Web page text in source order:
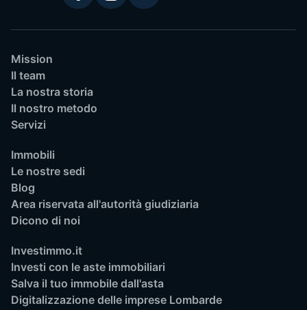
Mission
Il team
La nostra storia
Il nostro metodo
Servizi
Immobili
Le nostre sedi
Blog
Area riservata all'autorità giudiziaria
Dicono di noi
Investimmo.it
Investi con le aste immobiliari
Salva il tuo immobile dall'asta
Digitalizzazione delle imprese Lombarde